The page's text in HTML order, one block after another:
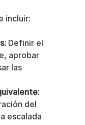
incluir:
Definir el
aprobar
las
del
escalada